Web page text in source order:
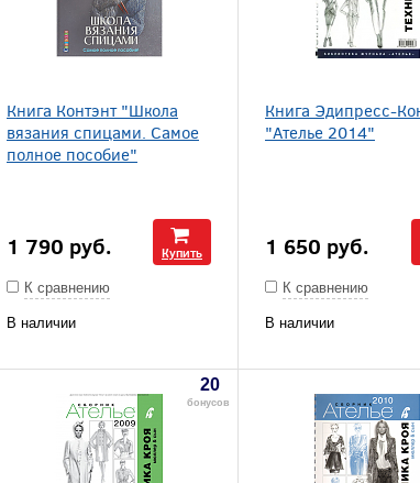
Книга Контэнт "Школа
вязания спицами. Самое
полное пособие"
1 790 руб. Купить
К сравнению
В наличии
Книга Эдипресс-
"Ателье 2014"
1 650 руб.
К сравнению
В наличии
20
бонусов